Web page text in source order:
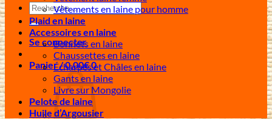
Recherche
pour :
Se connecter
Panier /0,00€0
Vêtements en laine pour homme
Plaid en laine
Accessoires en laine
Bonnets en laine
Chaussettes en laine
Écharpes et Châles en laine
Gants en laine
Livre sur Mongolie
Pelote de laine
Huile d’Argousier